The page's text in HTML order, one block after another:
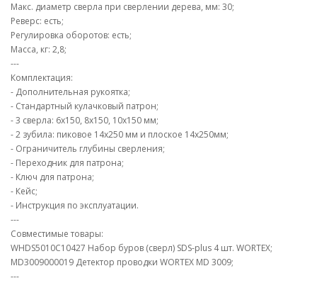
Макс. диаметр сверла при сверлении дерева, мм: 30;
Реверс: есть;
Регулировка оборотов: есть;
Масса, кг: 2,8;
---
Комплектация:
- Дополнительная рукоятка;
- Стандартный кулачковый патрон;
- 3 сверла: 6х150, 8х150, 10х150 мм;
- 2 зубила: пиковое 14х250 мм и плоское 14х250мм;
- Ограничитель глубины сверления;
- Переходник для патрона;
- Ключ для патрона;
- Кейс;
- Инструкция по эксплуатации.
---
Совместимые товары:
WHDS5010C10427 Набор буров (сверл) SDS-plus 4 шт. WORTEX;
MD3009000019 Детектор проводки WORTEX MD 3009;
---